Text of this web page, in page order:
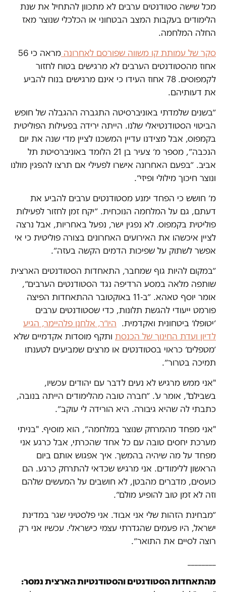
מכל שישה סטודנטים ערבים לא מתכוון להתחיל את שנת
הלימודים בעקבות המצב הבטחוני או הכלכלי שנוצר מאז
החלה המלחמה.
סקר של עמותת קו משווה שפורסם לאחרונה
מראה כי 56
אחוז מהסטודנטים הערבים לא מרגישים בטוח לחזור
לקמפוסים. 78 אחוז העידו כי אינם מרגישים בנוח להביע
את דעותיהם.
״בשנים שלמדתי באוניברסיטה התגברה ההגבלה של חופש
הביטוי הסטודנטיאלי שלנו. הייתה ירידה בפעילות הפוליטית
בקמפוס, אבל מצידנו עדיין המשכנו לציין מדי שנה את יום
הנכבה״, מספר מ׳ צעיר בן 21 הלומד באוניברסיטת תל
אביב. ״בפעם האחרונה אישרו לפעילי אם תרצו להפגין מולנו
ונוצר חיכוך מילולי ופיזי״.
מ׳ חושש כי הפחד ימנע מסטודנטים ערבים להביע את
דעתם, גם על המלחמה הנוכחית. ״יקח זמן לחזור לפעילות
פוליטית בקמפוס. לא נפגין ישר, נפעל באחריות, אבל נרצה
לציין איכשהו את האירועים האחרונים בצורה פוליטית כי אי
אפשר לשתוק על שפיכות הדמים הקשה בעזה״.
״במקום להיות גוף שמחבר, התאחדות הסטודנטים הארצית
שותפה מלאה במסע הרדיפה נגד הסטודנטים הערבים״,
אומר יוסף טאהא. ״ב-11 באוקטובר ההתאחדות הפיצה
פורמט ייעודי להגשת תלונות, כדי שסטודנטים ערבים
׳יטופלו׳ ביטחונית ואקדמית. היו״ר, אלחנן פלהיימר, הגיע
לדיון ועדת החינוך של הכנסת ותקף מוסדות אקדמיים שלא
׳מטפלים׳ כראוי בסטודנטים או מרצים שמביעים לטענתו
תמיכה בטרור״.
"אני ממש מרגיש לא נעים לדבר עם יהודים עכשיו,
בשבילם", אומר ע'. ״חברה טובה מהלימודים הייתה בנובה,
כתבתי לה שהיא גיבורה. היא הורידה לי עוקב״.
"אני מפחד מהמרחק שנוצר במלחמה״, הוא מוסיף. "בניתי
מערכת יחסים טובה עם כל אחד שהכרתי, אבל כרגע אני
מפחד על מה שיהיה בהמשך. איך אפגוש אותם ביום
הראשון ללימודים. אני מרגיש שכדאי להתרחק כרגע. הם
כועסים, מדברים מהבטן, לא חושבים על המעשים שלהם
וזה לא זמן טוב להופיע מולם״.
״מבחינת הזהות שלי אני אבוד. אני פלסטיני שגר במדינת
ישראל, היו פעמים שהגדרתי עצמי כישראלי. עכשיו אני רק
רוצה לסיים את התואר״.
מהתאחדות הסטודנטים והסטודנטיות הארצית נמסר: